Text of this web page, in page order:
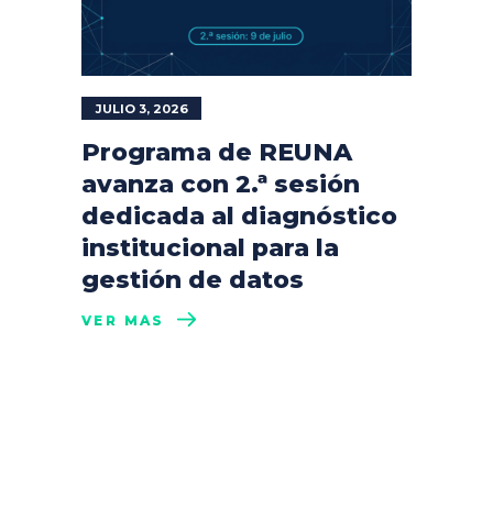
JULIO 3, 2026
Programa de REUNA
avanza con 2.ª sesión
dedicada al diagnóstico
institucional para la
gestión de datos
VER MÁS